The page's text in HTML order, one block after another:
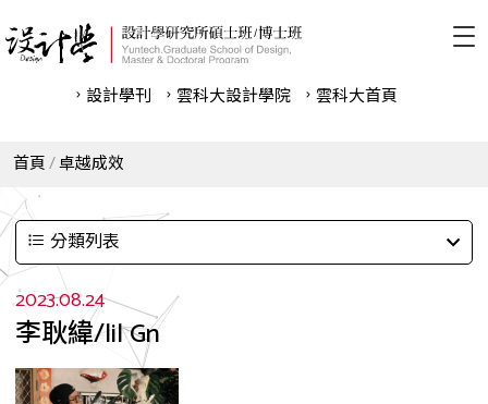
設計學刊 雲科⼤設計學院 雲科⼤首頁
首頁 卓越成效
分類列表
2023.08.24
李耿緯/lil Gn